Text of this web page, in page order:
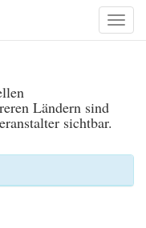
Toggle
Ländern sind
sichtbar.